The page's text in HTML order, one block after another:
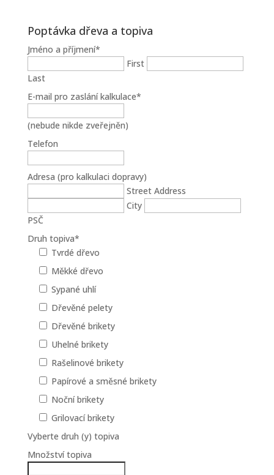
Poptávka dřeva a topiva
Jméno a příjmení*
First
Last
E-mail pro zaslání kalkulace*
(nebude nikde zveřejněn)
Telefon
Adresa (pro kalkulaci dopravy)
Street Address
City
PSČ
Druh topiva*
Tvrdé dřevo
Měkké dřevo
Sypané uhlí
Dřevěné pelety
Dřevěné brikety
Uhelné brikety
Rašelinové brikety
Papírové a směsné brikety
Noční brikety
Grilovací brikety
Vyberte druh (y) topiva
Množství topiva